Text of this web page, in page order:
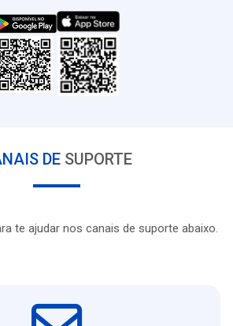
DE SUPORTE
te ajudar nos canais de suporte abaixo.